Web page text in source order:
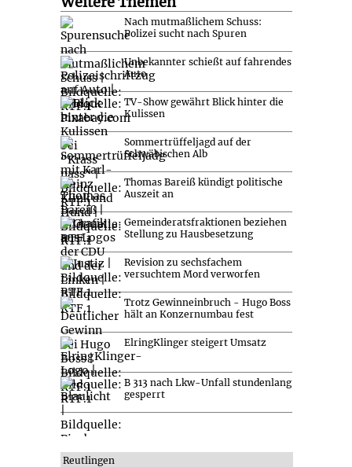
Nach mutmaßlichem Schuss:
Polizei sucht nach Spuren
Unbekannter schießt auf fahrendes
Auto
TV-Show gewährt Blick hinter die
Kulissen
Sommertrüffeljagd auf der
Schwäbischen Alb
Thomas Bareiß kündigt politische
Auszeit an
Gemeinderatsfraktionen beziehen
Stellung zu Hausbesetzung
Revision zu sechsfachem
versuchtem Mord verworfen
Trotz Gewinneinbruch - Hugo Boss
hält an Konzernumbau fest
ElringKlinger steigert Umsatz
B 313 nach Lkw-Unfall stundenlang
gesperrt
Reutlingen